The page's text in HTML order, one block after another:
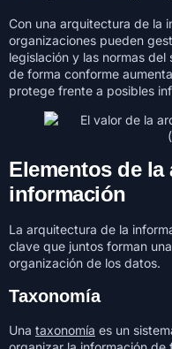
Con una arquitectura de la
organizaciones pueden
legislación y las normas
de forma conforme
protege frente a posibles
Elementos de
información
La arquitectura de la
clave que juntos forman
organización de los datos.
Taxonomía
Una taxonomía es un